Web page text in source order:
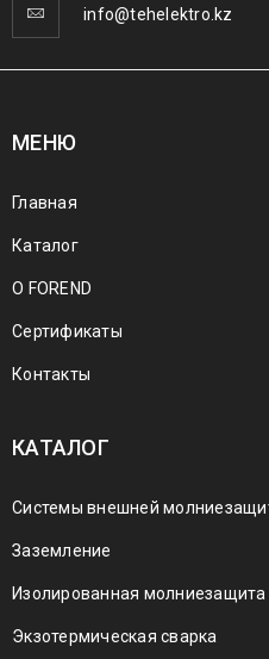
info@tehelektro.kz
МЕНЮ
Главная
Каталог
О FOREND
Сертификаты
Контакты
КАТАЛОГ
Системы внешней
Заземление
Изолированная молниезащита
Экзотермическая сварка